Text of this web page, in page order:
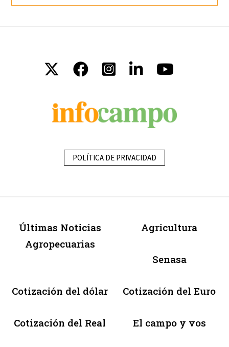
POLÍTICA DE PRIVACIDAD
Últimas Noticias
Agropecuarias
Agricultura
Senasa
Cotización del dólar Cotización del Euro
Cotización del Real El campo y vos